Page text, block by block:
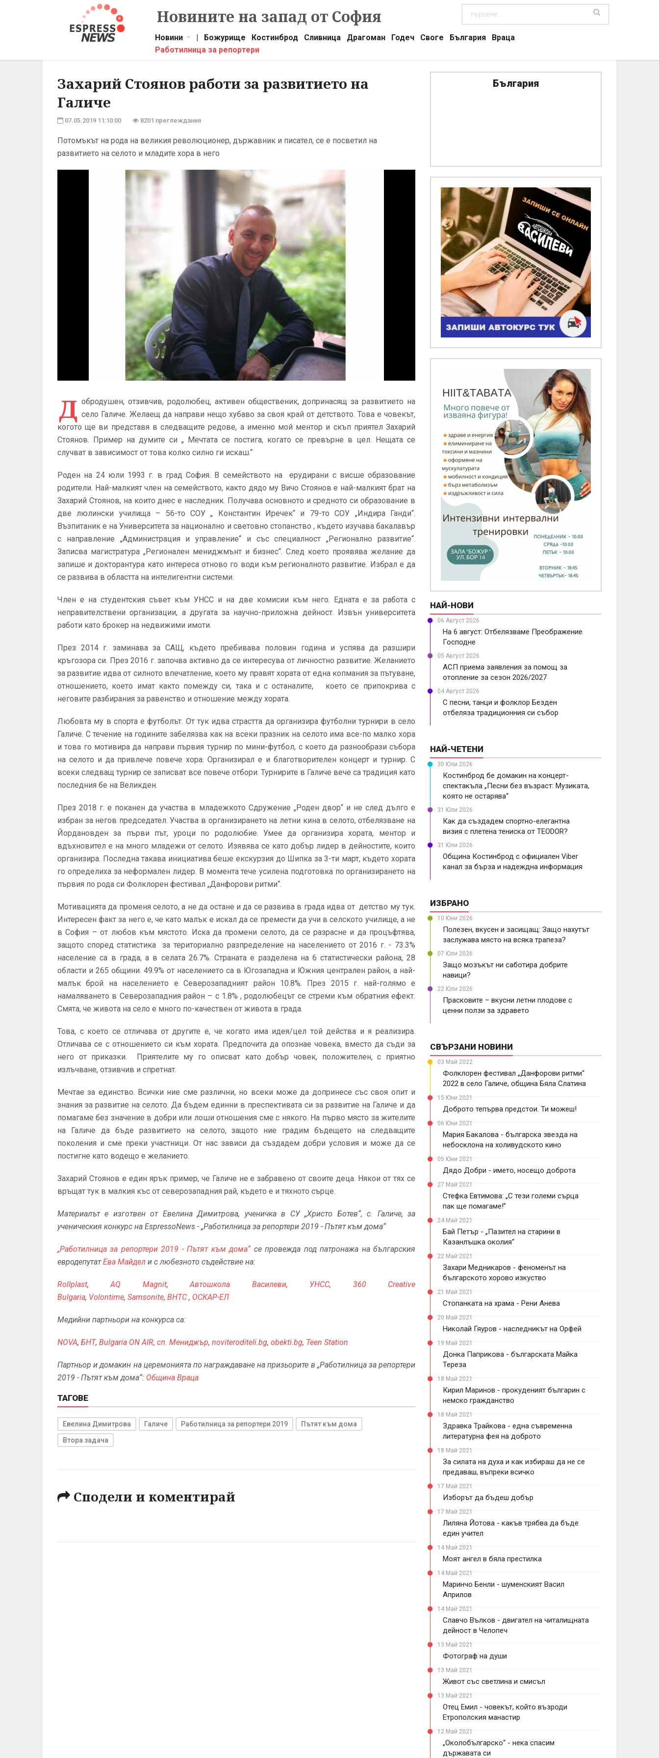
Новините на запад от София
Новини | Божурище Костинброд Сливница Драгоман Годеч Своге България
Враца
Работилница за репортери
Захарий Стоянов работи за развитието на
Галиче
07.05.2019 11:10:00 8201 преглеждания
Потомъкът на рода на великия революционер, държавник и писател, се е посветил на
развитието на селото и младите хора в него
Д обродушен, отзивчив, родолюбец, активен общественик, допринасящ за развитието на
село Галиче. Желаещ да направи нещо хубаво за своя край от детството. Това е човекът,
когото ще ви представя в следващите редове, а именно мой ментор и скъп приятел Захарий
Стоянов. Пример на думите си „ Мечтата се постига, когато се превърне в цел. Нещата се
случват в зависимост от това колко силно ги искаш.“
Роден на 24 юли 1993 г. в град София. В семейството на ерудирани с висше образование
родители. Най-малкият член на семейството, както дядо му Вичо Стоянов е най-малкият брат на
Захарий Стоянов, на които днес е наследник. Получава основното и средното си образование в
две люлински училища – 56-то СОУ „ Константин Иречек“ и 79-то СОУ „Индира Ганди“.
Възпитаник е на Университета за национално и световно стопанство , където изучава бакалавър
с направление „Администрация и управление“ и със специалност „Регионално развитие“.
Записва магистратура „Регионален мениджмънт и бизнес“. След което проявява желание да
запише и докторантура като интереса отново го води към регионалното развитие. Избрал е да
се развива в областта на интелигентни системи.
Член е на студентския съвет към УНСС и на две комисии към него. Едната е за работа с
неправителствени организации, а другата за научно-приложна дейност. Извън университета
работи като брокер на недвижими имоти.
През 2014 г. заминава за САЩ, където пребивава половин година и успява да разшири
кръгозора си. През 2016 г. започва активно да се интересува от личностно развитие. Желанието
за развитие идва от силното впечатление, което му правят хората от една копмания за пътуване,
отношението, което имат както помежду си, така и с останалите, което се припокрива с
неговите разбирания за равенство и отношение между хората.
Любовта му в спорта е футболът. От тук идва страстта да организира футболни турнири в село
Галиче. С течение на годините забелязва как на всеки празник на селото има все-по малко хора
и това го мотивира да направи първия турнир по мини-футбол, с което да разнообрази събора
на селото и да привлече повече хора. Организирал е и благотворителен концерт и турнир. С
всеки следващ турнир се записват все повече отбори. Турнирите в Галиче вече са традиция като
последния бе на Великден.
През 2018 г. е поканен да участва в младежкото Сдружение „Роден двор“ и не след дълго е
избран за негов председател. Участва в организирането на летни кина в селото, отбелязване на
Йордановден за първи път, уроци по родолюбие. Умее да организира хората, ментор и
вдъхновител е на много младежи от селото. Изявява се като добър лидер в дейностите, които
организира. Последна такава инициатива беше екскурзия до Шипка за 3-ти март, където хората
го определиха за неформален лидер. В момента тече усилена подготовка по организирането на
първия по рода си Фолклорен фестивал „Данфорови ритми“.
Мотивацията да променя селото, а не да остане и да се развива в града идва от детство му тук.
Интересен факт за него е, че като малък е искал да се премести да учи в селското училище, а не
в София – от любов към мястото. Иска да промени селото, да се разрасне и да процъфтява,
защото според статистика за териториално разпределение на населението от 2016 г. - 73.3%
население са в града, а в селата 26.7%. Страната е разделена на 6 статистически района, 28
области и 265 общини. 49.9% от населението са в Югозападна и Южния централен район, а най-
малък брой на населението е Северозападният район 10.8%. През 2015 г. най-голямо е
намаляването в Северозападния район – с 1.8% , родолюбецът се стреми към обратния ефект.
Смята, че живота на село е много по-качествен от живота в града.
Това, с което се отличава от другите е, че когато има идея/цел той действа и я реализира.
Отличава се с отношението си към хората. Предпочита да опознае човека, вместо да съди за
него от приказки. Приятелите му го описват като добър човек, положителен, с приятно
излъчване, отзивчив и спретнат.
Мечтае за единство. Всички ние сме различни, но всеки може да допринесе със своя опит и
знания за развитие на селото. Да бъдем единни в преспективата си за развитие на Галиче и да
помагаме без значение в добри или лоши отношения сме с някого. На първо място за жителите
на Галиче да бъде развитието на селото, защото ние градим бъдещето на следващите
поколения и сме преки участници. От нас зависи да създадем добри условия и може да се
постигне като водещо е желанието.
Захарий Стоянов е един ярък пример, че Галиче не е забравено от своите деца. Някои от тях се
връщат тук в малкия къс от северозападния рай, където е и тяхното сърце.
Материалът е изготвен от Евелина Димитрова, ученичка в СУ „Христо Ботев“, с. Галиче, за
ученическия конкурс на EspressoNews - „Работилница за репортери 2019 - Пътят към дома“
„Работилница за репортери 2019 - Пътят към дома“се провежда под патронажа на българския
евродепутатЕва Майдел и с любезното съдействие на:
Rollplast,AQ Magnit,Автошкола Василеви, УНСС, 360 Creative
Bulgaria, Volontime, Samsonite, BHTC , ОСКАР-ЕЛ
Медийни партньори на конкурса са:
NOVA, БНТ, Bulgaria ON AIR, сп. Мениджър, noviteroditeli.bg, obekti.bg, Teen Station
Партньор и домакин на церемонията по награждаване на призьорите в „Работилница за репортери
2019 - Пътят към дома“: Община Враца
ТАГОВЕ
Евелина Димитрова Галиче Работилница за репортери 2019 Пътят към дома
Втора задача
Сподели и коментирай
България
НАЙ-НОВИ
06 Август 2026
На 6 август: Отбелязваме Преображение
Господне
05 Август 2026
АСП приема заявления за помощ за
отопление за сезон 2026/2027
04 Август 2026
С песни, танци и фолклор Безден
отбеляза традиционния си събор
НАЙ-ЧЕТЕНИ
30 Юли 2026
Костинброд бе домакин на концерт-
спектакъла „Песни без възраст: Музиката,
която не остарява“
31 Юли 2026
Как да създадем спортно-елегантна
визия с плетена тениска от TEODOR?
31 Юли 2026
Община Костинброд с официален Viber
канал за бърза и надеждна информация
ИЗБРАНО
10 Юни 2026
Полезен, вкусен и засищащ: Защо нахутът
заслужава място на всяка трапеза?
07 Юли 2026
Защо мозъкът ни саботира добрите
навици?
22 Юли 2026
Прасковите – вкусни летни плодове с
ценни ползи за здравето
СВЪРЗАНИ НОВИНИ
03 Май 2022
Фолклорен фестивал „Данфорови ритми“
2022 в село Галиче, община Бяла Слатина
15 Юни 2021
Доброто тепърва предстои. Ти можеш!
06 Юни 2021
Мария Бакалова - българска звезда на
небосклона на холивудското кино
05 Юни 2021
Дядо Добри - името, носещо доброта
27 Май 2021
Стефка Евтимова: „С тези големи сърца
пак ще помагаме!”
24 Май 2021
Бай Петър - „Пазител на старини в
Казанлъшка околия“
22 Май 2021
Захари Медникаров - феноменът на
българското хорово изкуство
21 Май 2021
Стопанката на храма - Рени Анева
20 Май 2021
Николай Гяуров - наследникът на Орфей
19 Май 2021
Донка Паприкова - българската Майка
Тереза
18 Май 2021
Кирил Маринов - прокуденият българин с
немско гражданство
18 Май 2021
Здравка Трайкова - една съвременна
литературна фея на доброто
18 Май 2021
За силата на духа и как избираш да не се
предаваш, въпреки всичко
17 Май 2021
Изборът да бъдеш добър
17 Май 2021
Лиляна Йотова - какъв трябва да бъде
един учител
14 Май 2021
Моят ангел в бяла престилка
14 Май 2021
Маринчо Бенли - шуменският Васил
Априлов
14 Май 2021
Славчо Вълков - двигател на читалищната
дейност в Челопеч
13 Май 2021
Фотограф на души
13 Май 2021
Живот със светлина и смисъл
13 Май 2021
Отец Емил - човекът, който възроди
Етрополския манастир
12 Май 2021
„Околобългарско“ - нека спасим
държавата си